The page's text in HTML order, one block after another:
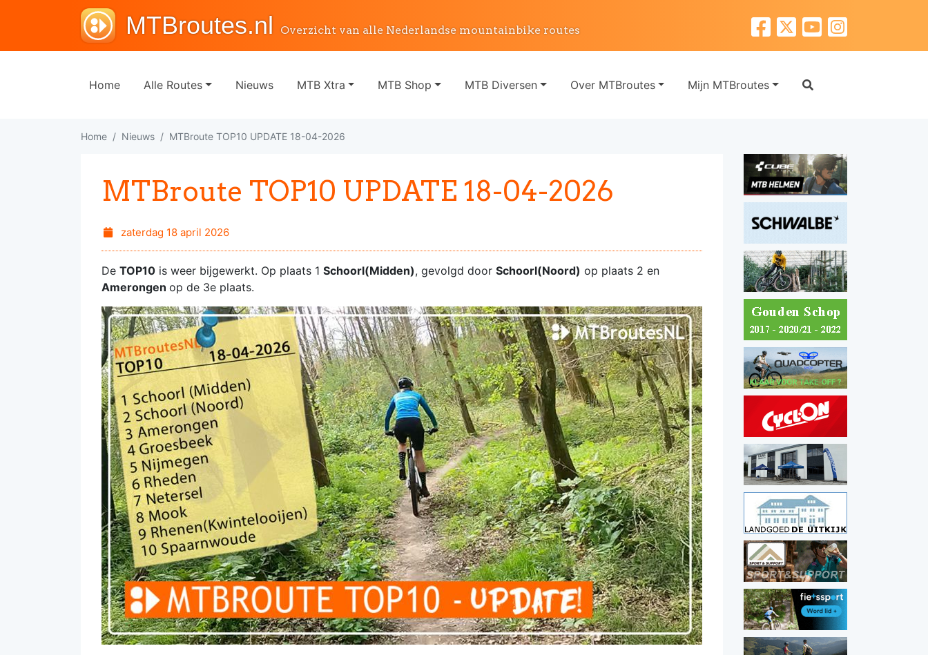
MTBroutes.nl Overzicht van alle Nederlandse mountainbike routes
Home Alle Routes Nieuws MTB Xtra MTB Shop MTB Diversen Over MTBroutes Mijn MTBroutes
Home Nieuws MTBroute TOP10 UPDATE 18-04-2026
MTBroute TOP10 UPDATE 18-04-2026
zaterdag 18 april 2026
De TOP10 is weer bijgewerkt. Op plaats 1 Schoorl(Midden), gevolgd door Schoorl(Noord) op plaats 2 en
Amerongen op de 3e plaats.